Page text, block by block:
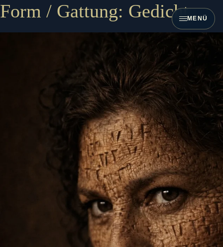
MENÜ
Zum
Inhalt
springen
Form / Gattung: Gedicht